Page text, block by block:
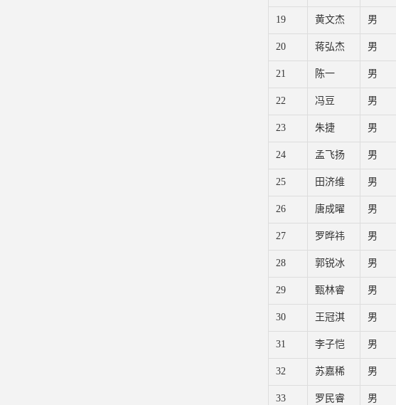
19 黄文杰 男
20 蒋弘杰 男
21 陈一 男
22 冯豆 男
23 朱捷 男
24 孟飞扬 男
25 田济维 男
26 唐成曜 男
27 罗晔祎 男
28 郭锐冰 男
29 甄林睿 男
30 王冠淇 男
31 李子恺 男
32 苏嘉稀 男
33 罗民睿 男